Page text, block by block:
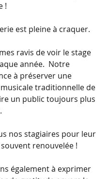
!
est pleine à craquer.
ravis de voir le stage
année.  Notre
à préserver une
traditionnelle de
un public toujours plus
nos stagiaires pour leur
renouvelée !
également à exprimer